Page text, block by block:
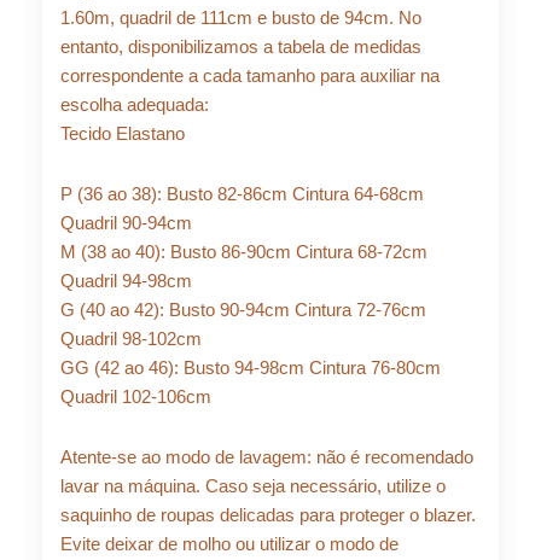
1.60m, quadril de 111cm e busto de 94cm. No
entanto, disponibilizamos a tabela de medidas
correspondente a cada tamanho para auxiliar na
escolha adequada:
Tecido Elastano
P (36 ao 38): Busto 82-86cm Cintura 64-68cm
Quadril 90-94cm
M (38 ao 40): Busto 86-90cm Cintura 68-72cm
Quadril 94-98cm
G (40 ao 42): Busto 90-94cm Cintura 72-76cm
Quadril 98-102cm
GG (42 ao 46): Busto 94-98cm Cintura 76-80cm
Quadril 102-106cm
Atente-se ao modo de lavagem: não é recomendado
lavar na máquina. Caso seja necessário, utilize o
saquinho de roupas delicadas para proteger o blazer.
Evite deixar de molho ou utilizar o modo de